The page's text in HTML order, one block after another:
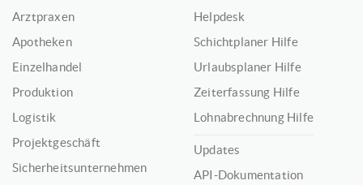
Arztpraxen
Apotheken
Einzelhandel
Produktion
Logistik
Projektgeschäft
Sicherheitsunternehmen
Helpdesk
Schichtplaner Hilfe
Urlaubsplaner Hilfe
Zeiterfassung Hilfe
Lohnabrechnung Hilfe
Updates
API-Dokumentation